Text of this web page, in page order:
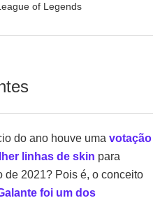
of Legends
do ano houve uma votação
linhas de skin para
de 2021? Pois é, o conceito
foi um dos